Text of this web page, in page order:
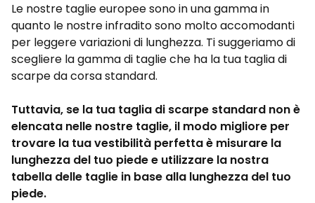
Le nostre taglie europee sono in una gamma in
quanto le nostre infradito sono molto accomodanti
per leggere variazioni di lunghezza. Ti suggeriamo di
scegliere la gamma di taglie che ha la tua taglia di
scarpe da corsa standard.
Tuttavia, se la tua taglia di scarpe standard non è
elencata nelle nostre taglie, il modo migliore per
trovare la tua vestibilità perfetta è misurare la
lunghezza del tuo piede e utilizzare la nostra
tabella delle taglie in base alla lunghezza del tuo
piede.